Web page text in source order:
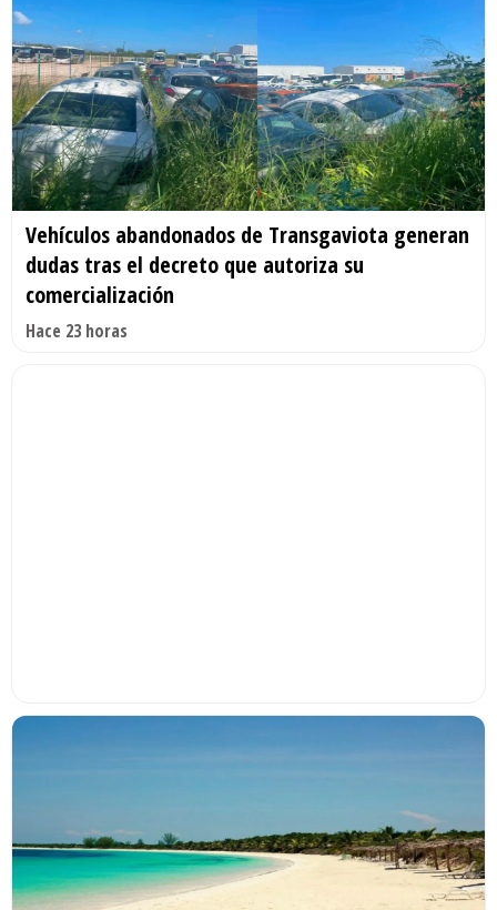
Vehículos abandonados de Transgaviota generan
dudas tras el decreto que autoriza su
comercialización
Hace 23 horas